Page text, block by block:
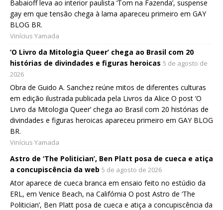
Babaioff leva ao interior paulista ‘Tom na Fazenda’, suspense
gay em que tensão chega à lama apareceu primeiro em GAY
BLOG BR.
Vinícius Yamada
‘O Livro da Mitologia Queer’ chega ao Brasil com 20
histórias de divindades e figuras heroicas 5 de agosto de
2026
Obra de Guido A. Sanchez reúne mitos de diferentes culturas
em edição ilustrada publicada pela Livros da Alice O post ‘O
Livro da Mitologia Queer’ chega ao Brasil com 20 histórias de
divindades e figuras heroicas apareceu primeiro em GAY BLOG
BR.
Vinícius Yamada
Astro de ‘The Politician’, Ben Platt posa de cueca e atiça
a concupiscência da web 5 de agosto de 2026
Ator aparece de cueca branca em ensaio feito no estúdio da
ERL, em Venice Beach, na Califórnia O post Astro de ‘The
Politician’, Ben Platt posa de cueca e atiça a concupiscência da